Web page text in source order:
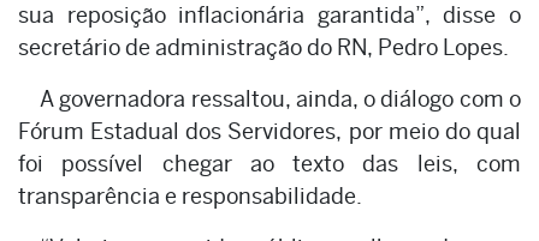
sua reposição inflacionária garantida”, disse o
secretário de administração do RN, Pedro Lopes.
A governadora ressaltou, ainda, o diálogo com o
Fórum Estadual dos Servidores, por meio do qual
foi possível chegar ao texto das leis, com
transparência e responsabilidade.